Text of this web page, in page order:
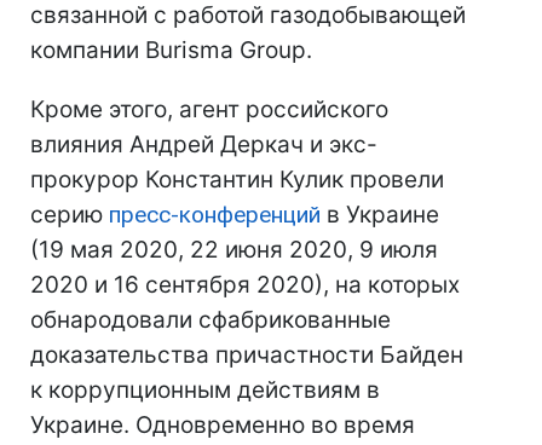
связанной с работой газодобывающей
компании Burisma Group.
Кроме этого, агент российского
влияния Андрей Деркач и экс-
прокурор Константин Кулик провели
серию пресс-конференций в Украине
(19 мая 2020, 22 июня 2020, 9 июля
2020 и 16 сентября 2020), на которых
обнародовали сфабрикованные
доказательства причастности Байден
к коррупционным действиям в
Украине. Одновременно во время